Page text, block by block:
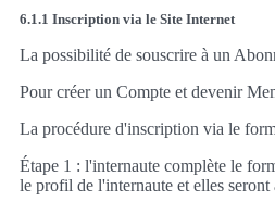
6.1.1 Inscription via le Site Internet
La possibilité de souscrire à un
Pour créer un Compte et devenir
La procédure d'inscription via le
Étape 1 : l'internaute complète le
le profil de l'internaute et elles seront